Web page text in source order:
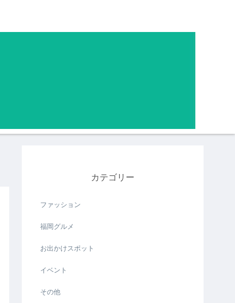
カテゴリー
ファッション
福岡グルメ
お出かけスポット
イベント
その他